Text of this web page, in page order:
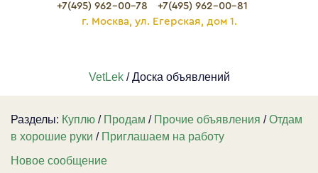
+7(495) 962-00-78
+7(495) 962-00-81
г. Москва, ул. Егерская, дом 1.
VetLek/ Доска объявлений
Разделы: Куплю / Продам / Прочие объявления /Отдам
в хорошие руки / Приглашаем на работу
Новое сообщение